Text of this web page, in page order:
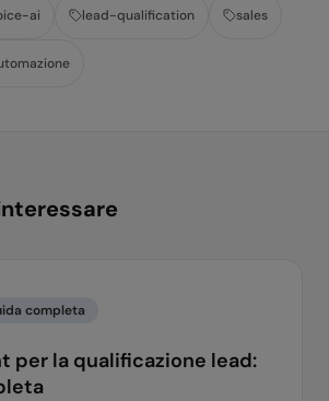
ai lead-qualification sales
completa
per la qualificazione lead: